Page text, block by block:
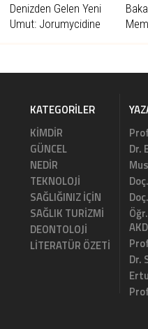
Denizden Gelen Yeni
Umut: Jorumycidine
KATEGORILER
KİMDİR
GÜNCEL
NEDİR
TEKNOLOJİ
SAĞLIĞINIZ İÇİN
SAĞLIK TURİZMİ
DEONTOLOJİ
LİTERATÜR ÖZETİ
Dr.
Dr.